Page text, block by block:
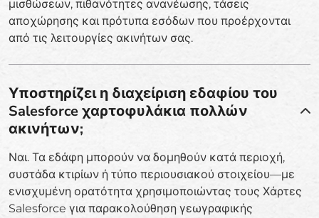
μισθώσεων, πιθανότητες ανανέωσης, τάσεις
αποχώρησης και πρότυπα εσόδων που προέρχονται
από τις λειτουργίες ακινήτων σας.
Υποστηρίζει η διαχείριση εδαφίου του
Salesforce χαρτοφυλάκια πολλών
ακινήτων;
Ναι. Τα εδάφη μπορούν να δομηθούν κατά περιοχή,
συστάδα κτιρίων ή τύπο περιουσιακού στοιχείου—με
ενισχυμένη ορατότητα χρησιμοποιώντας τους Χάρτες
Salesforce για παρακολούθηση γεωγραφικής